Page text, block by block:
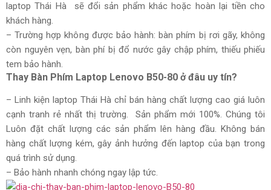
laptop Thái Hà sẽ đổi sản phẩm khác hoặc hoàn lại tiền cho
khách hàng.
– Trường hợp không được bảo hành: bàn phím bị rơi gãy, không
còn nguyên vẹn, bàn phí bị đổ nước gây chập phím, thiếu phiếu
tem bảo hành.
Thay Bàn Phím Laptop Lenovo B50-80 ở đâu uy tín?
– Linh kiện laptop Thái Hà chỉ bán hàng chất lượng cao giá luôn
cạnh tranh rẻ nhất thị trường. Sản phẩm mới 100%. Chúng tôi
Luôn đặt chất lượng các sản phẩm lên hàng đầu. Không bán
hàng chất lượng kém, gây ảnh hưởng đến laptop của bạn trong
quá trình sử dụng.
– Bảo hành nhanh chóng ngay lập tức.